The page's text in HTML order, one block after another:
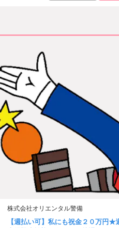
株式会社オリエンタル警備
【週払い可】私にも祝金２０万円